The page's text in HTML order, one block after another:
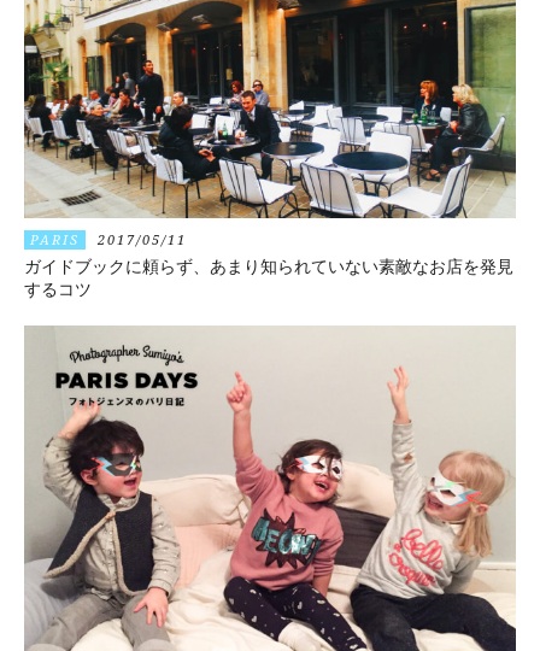
PARIS 2017/05/11
ガイドブックに頼らず、あまり知られていない素敵なお店を発見
するコツ